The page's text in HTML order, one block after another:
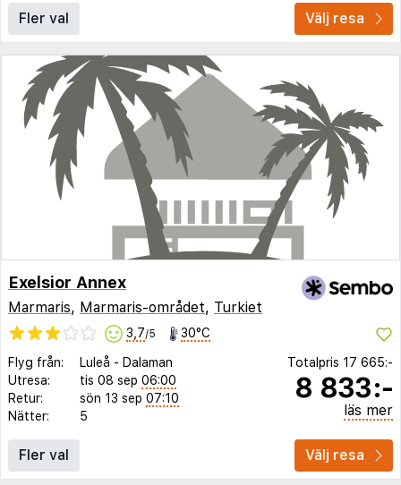
Fler val Välj resa
Exelsior Annex
Marmaris, Marmaris-området, Turkiet
3,7/5 30°C
Flyg från: Luleå - Dalaman
Utresa:
tis 08 sep 06:00
Retur:
sön 13 sep 07:10
Nätter:
5
Totalpris 17 665:-
8 833:-
läs mer
Fler val Välj resa